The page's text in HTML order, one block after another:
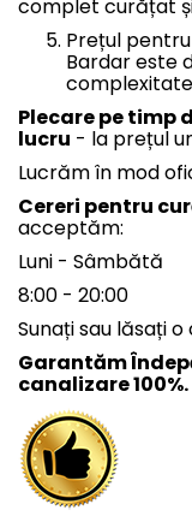
complet curățat
Prețul
Bardar este
Plecare pe timp
lucru - la prețul
Lucrăm în mod
Cereri pentru
acceptăm:
Luni - Sâmbătă
8:00 - 20:00
Sunați sau lăsați
Garantăm
canalizare 100%.